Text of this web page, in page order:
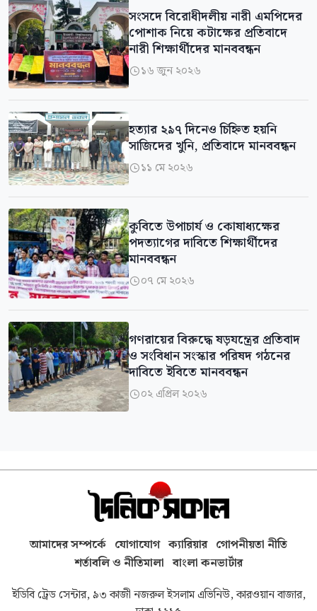
সংসদে বিরোধীদলীয় নারী এমপিদের
পোশাক নিয়ে কটাক্ষের প্রতিবাদে
নারী শিক্ষার্থীদের মানববন্ধন
১৬ জুন ২০২৬
হত্যার ২৯৭ দিনেও চিহ্নিত হয়নি
সাজিদের খুনি, প্রতিবাদে মানববন্ধন
১১ মে ২০২৬
কুবিতে উপাচার্য ও কোষাধ্যক্ষের
পদত্যাগের দাবিতে শিক্ষার্থীদের
মানববন্ধন
০৭ মে ২০২৬
গণরায়ের বিরুদ্ধে ষড়যন্ত্রের প্রতিবাদ
ও সংবিধান সংস্কার পরিষদ গঠনের
দাবিতে ইবিতে মানববন্ধন
০২ এপ্রিল ২০২৬
আমাদের সম্পর্কে যোগাযোগ ক্যারিয়ার গোপনীয়তা নীতি
শর্তাবলি ও নীতিমালা বাংলা কনভার্টার
ইডিবি ট্রেড সেন্টার, ৯৩ কাজী নজরুল ইসলাম এভিনিউ, কারওয়ান বাজার,